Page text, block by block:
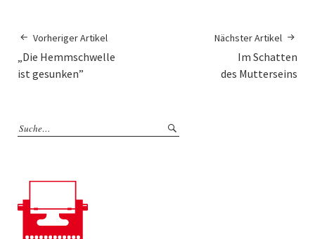
Vorheriger Artikel
„Die Hemmschwelle
ist gesunken”
Nächster Artikel
Im Schatten
des Mutterseins